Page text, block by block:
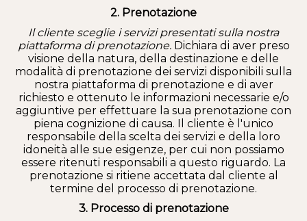
2. Prenotazione
Il cliente sceglie i servizi presentati sulla nostra
piattaforma di prenotazione.Dichiara di aver preso
visione della natura, della destinazione e delle
modalità di prenotazione dei servizi disponibili sulla
nostra piattaforma di prenotazione e di aver
richiesto e ottenuto le informazioni necessarie e/o
aggiuntive per effettuare la sua prenotazione con
piena cognizione di causa. Il cliente è l'unico
responsabile della scelta dei servizi e della loro
idoneità alle sue esigenze, per cui non possiamo
essere ritenuti responsabili a questo riguardo. La
prenotazione si ritiene accettata dal cliente al
termine del processo di prenotazione.
3. Processo di prenotazione